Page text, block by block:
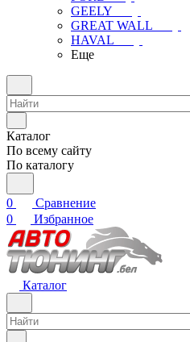
GEELY
GREAT WALL
HAVAL
Еще
Каталог
По всему сайту
По каталогу
0
Сравнение
0
Избранное
Каталог